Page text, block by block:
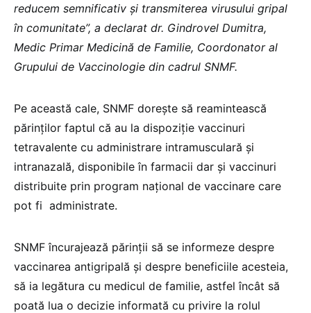
reducem semnificativ și transmiterea virusului gripal
în comunitate”, a declarat dr. Gindrovel Dumitra,
Medic Primar Medicină de Familie, Coordonator al
Grupului de Vaccinologie din cadrul SNMF.
Pe această cale, SNMF dorește să reamintească
părinților faptul că au la dispoziție vaccinuri
tetravalente cu administrare intramusculară și
intranazală, disponibile în farmacii dar și vaccinuri
distribuite prin program național de vaccinare care
pot fi administrate.
SNMF încurajează părinții să se informeze despre
vaccinarea antigripală și despre beneficiile acesteia,
să ia legătura cu medicul de familie, astfel încât să
poată lua o decizie informată cu privire la rolul